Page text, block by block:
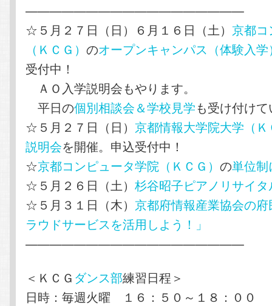
——————————————————
☆５月２７日（日）６月１６日（土） 京都
（ＫＣＧ）のオープンキャンパス（体験入学
受付中！
ＡＯ入学説明会もやります。
平日の個別相談会＆学校見学も受け付け
☆５月２７日（日） 京都情報大学院大学（
説明会を開催。申込受付中！
☆京都コンピュータ学院（ＫＣＧ）の単位
☆５月２６日（土）杉谷昭子ピアノリサイ
☆５月３１日（木） 京都府情報産業協会の
ラウドサービスを活用しよう！」
——————————————————
＜ＫＣＧ ダンス部練習日程＞
日時：毎週火曜 １６：５０～１８：００